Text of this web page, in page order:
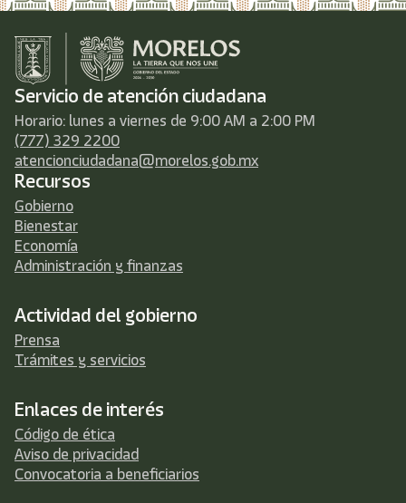
Servicio de atención ciudadana
Horario: lunes a viernes de 9:00 AM a 2:00 PM
(777) 329 2200
atencionciudadana@morelos.gob.mx
Recursos
Gobierno
Bienestar
Economía
Administración y finanzas
Actividad del gobierno
Prensa
Trámites y servicios
Enlaces de interés
Código de ética
Aviso de privacidad
Convocatoria a beneficiarios